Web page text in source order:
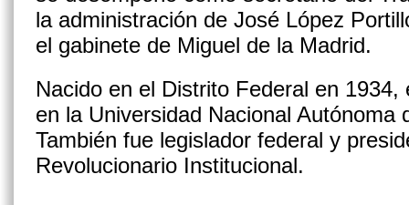
la administración de José López
el gabinete de Miguel de la Madrid.
Nacido en el Distrito Federal en
en la Universidad Nacional Autónoma
También fue legislador federal y
Revolucionario Institucional.